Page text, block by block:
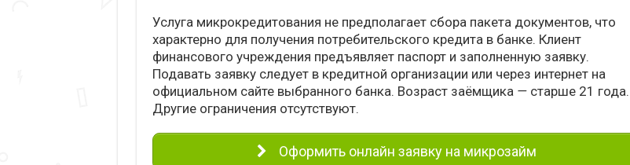
Услуга микрокредитования не предполагает сбора пакета документов, что
характерно для получения потребительского кредита в банке. Клиент
финансового учреждения предъявляет паспорт и заполненную заявку.
Подавать заявку следует в кредитной организации или через интернет на
официальном сайте выбранного банка. Возраст заёмщика — старше 21 года.
Другие ограничения отсутствуют.
Оформить онлайн заявку на микрозайм